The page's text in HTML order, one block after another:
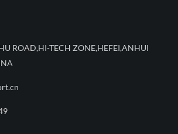
ROAD,HI-TECH ZONE,HEFEI,ANHUI